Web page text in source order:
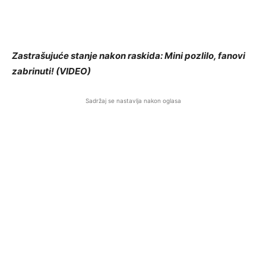
Zastrašujuće stanje nakon raskida: Mini pozlilo, fanovi
zabrinuti! (VIDEO)
Sadržaj se nastavlja nakon oglasa